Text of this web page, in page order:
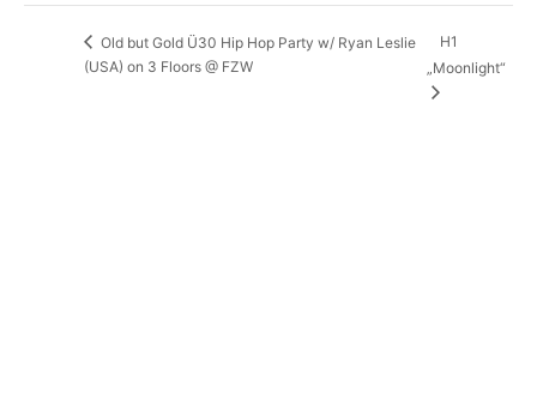
Old but Gold Ü30 Hip Hop Party w/ Ryan Leslie
(USA) on 3 Floors @ FZW
H1
„Moonlight“